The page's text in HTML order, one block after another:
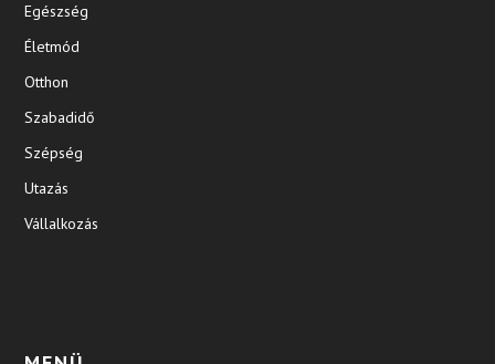
Egészség
Életmód
Otthon
Szabadidő
Szépség
Utazás
Vállalkozás